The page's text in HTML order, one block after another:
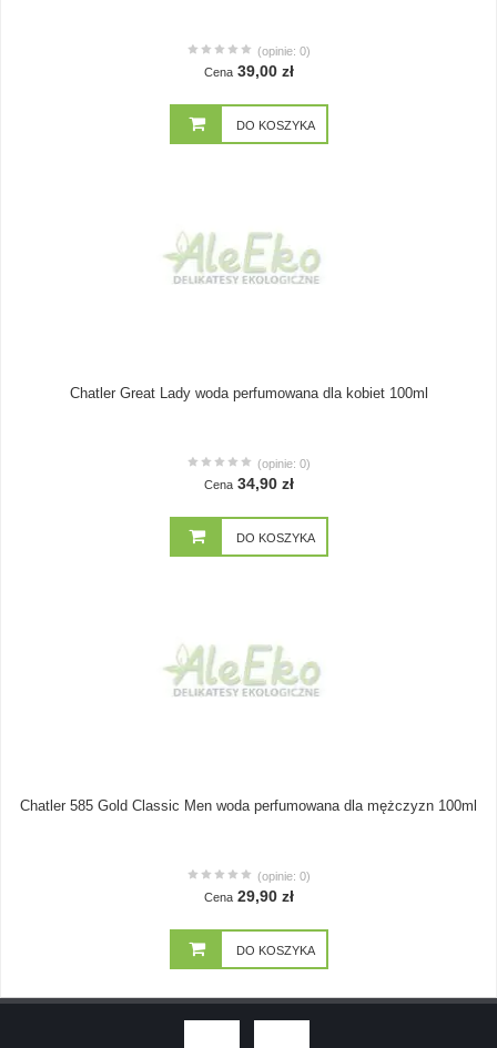
(opinie: 0)
Cena 39,00 zł
DO KOSZYKA
Chatler Great Lady woda perfumowana dla kobiet 100ml
(opinie: 0)
Cena 34,90 zł
DO KOSZYKA
Chatler 585 Gold Classic Men woda perfumowana dla mężczyzn 100ml
(opinie: 0)
Cena 29,90 zł
DO KOSZYKA